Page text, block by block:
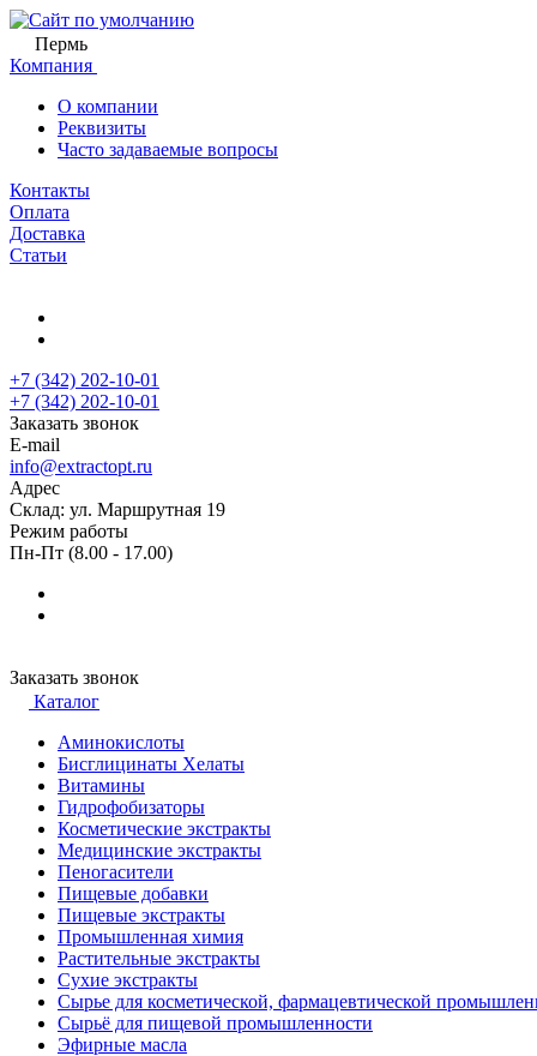
Пермь
Компания
О компании
Реквизиты
Часто задаваемые вопросы
Контакты
Оплата
Доставка
Статьи
+7 (342) 202-10-01
+7 (342) 202-10-01
Заказать звонок
E-mail
info@extractopt.ru
Адрес
Склад: ул. Маршрутная 19
Режим работы
Пн-Пт (8.00 - 17.00)
Заказать звонок
Каталог
Аминокислоты
Бисглицинаты Хелаты
Витамины
Гидрофобизаторы
Косметические экстракты
Медицинские экстракты
Пеногасители
Пищевые добавки
Пищевые экстракты
Промышленная химия
Растительные экстракты
Сухие экстракты
Сырье для косметической, фармацевтической
Сырьё для пищевой промышленности
Эфирные масла